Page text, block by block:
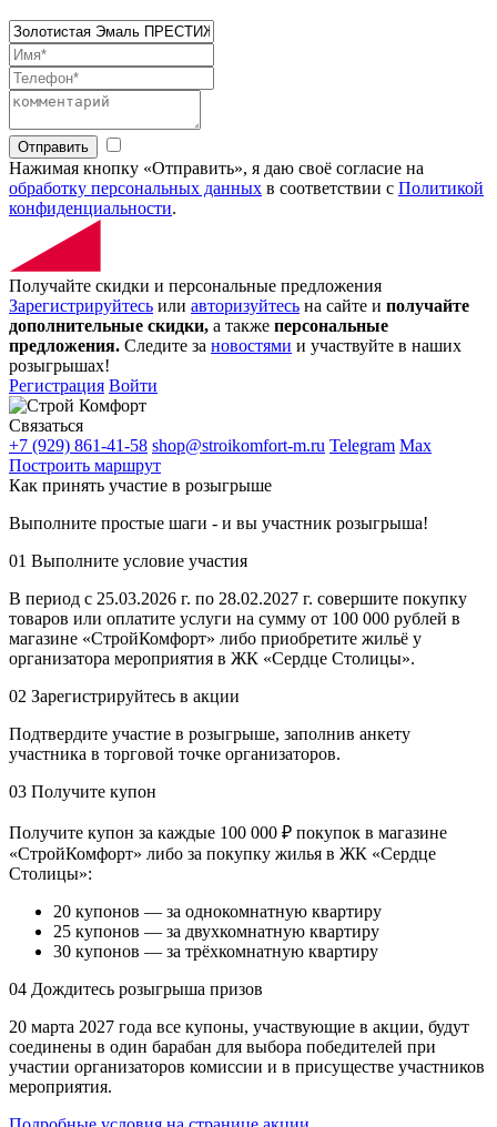
Отправить
Нажимая кнопку «Отправить», я даю своё согласие на
обработку персональных данных в соответствии с Политикой
конфиденциальности.
Получайте скидки и персональные предложения
Зарегистрируйтесь или авторизуйтесь на сайте и получайте
дополнительные скидки, а также персональные
предложения. Следите за новостями и участвуйте в наших
розыгрышах!
Регистрация Войти
Связаться
+7 (929) 861-41-58 shop@stroikomfort-m.ru Telegram Max
Построить маршрут
Как принять участие в розыгрыше
Выполните простые шаги - и вы участник розыгрыша!
01 Выполните условие участия
В период с 25.03.2026 г. по 28.02.2027 г. совершите покупку
товаров или оплатите услуги на сумму от 100 000 рублей в
магазине «СтройКомфорт» либо приобретите жильё у
организатора мероприятия в ЖК «Сердце Столицы».
02 Зарегистрируйтесь в акции
Подтвердите участие в розыгрыше, заполнив анкету
участника в торговой точке организаторов.
03 Получите купон
Получите купон за каждые 100 000 ₽ покупок в магазине
«СтройКомфорт» либо за покупку жилья в ЖК «Сердце
Столицы»:
20 купонов — за однокомнатную квартиру
25 купонов — за двухкомнатную квартиру
30 купонов — за трёхкомнатную квартиру
04 Дождитесь розыгрыша призов
20 марта 2027 года все купоны, участвующие в акции, будут
соединены в один барабан для выбора победителей при
участии организаторов комиссии и в присуществе участников
мероприятия.